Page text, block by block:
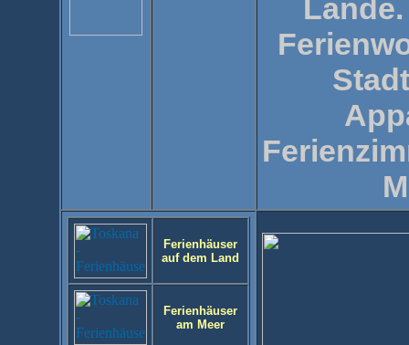
Lande.
Ferienhäuser
auf dem Land
Ferienhäuser
am Meer